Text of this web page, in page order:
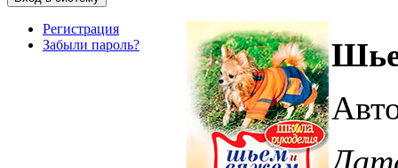
Регистрация
Забыли пароль?